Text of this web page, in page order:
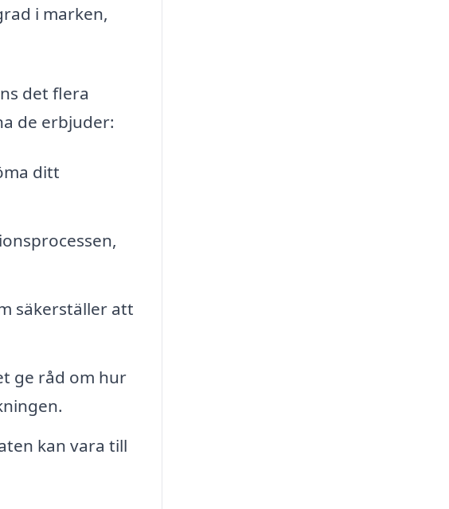
i marken,
det flera
de erbjuder:
ditt
säkerställer att
ge råd om hur
kan vara till